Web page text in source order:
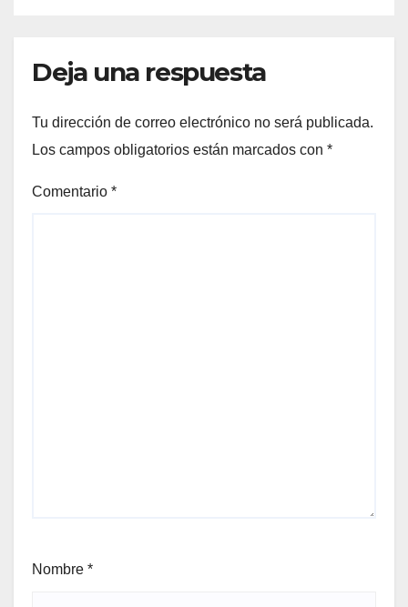
Deja una respuesta
Tu dirección de correo electrónico no será publicada.
Los campos obligatorios están marcados con *
Comentario *
Nombre *